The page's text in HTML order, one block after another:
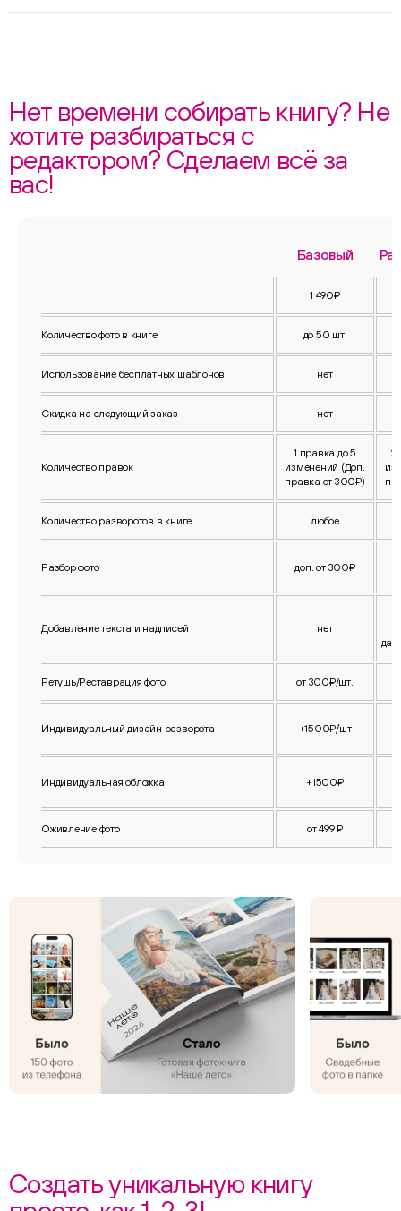
Нет времени собирать книгу? Не
хотите разбираться с
редактором? Сделаем всё за
вас!
Базовый
1 490₽
Количество фото в книге до 50 шт.
Использование бесплатных шаблонов нет
Скидка на следующий заказ нет
Количество правок
1 правка до 5
изменений (Доп.
правка от 300₽)
2
Количество разворотов в книге любое
Разбор фото доп. от 300₽
Добавление текста и надписей нет
Ретушь/Реставрация фото от 300₽/шт.
Индивидуальный дизайн разворота +1500₽/шт
Индивидуальная обложка +1500₽
Оживление фото от 499 ₽
Создать уникальную книгу